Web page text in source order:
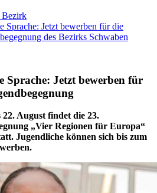
Bezirk
Sprache: Jetzt bewerben für die
des Bezirks Schwaben
Sprache: Jetzt bewerben für
22. August findet die 23.
„Vier Regionen für Europa“
Jugendliche können sich bis zum